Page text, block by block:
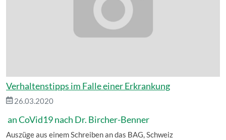
Verhaltenstipps im Falle einer Erkrankung
26.03.2020
an CoVid19 nach Dr. Bircher-Benner
Auszüge aus einem Schreiben an das BAG, Schweiz